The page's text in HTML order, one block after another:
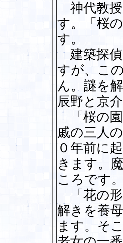
神代教授
す。「桜
す。
建築探偵
すが、こ
ん。謎を
辰野と京介
「桜の園
戚の三人
０年前に
きます。
ころです。
「花の形
解きを養
ます。そ